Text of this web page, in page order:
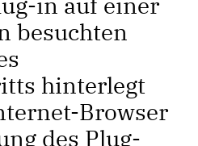
besuchten
hinterlegt
Browser
des Plug-